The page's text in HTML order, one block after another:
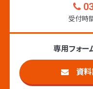
受付時
専用フォー
資料